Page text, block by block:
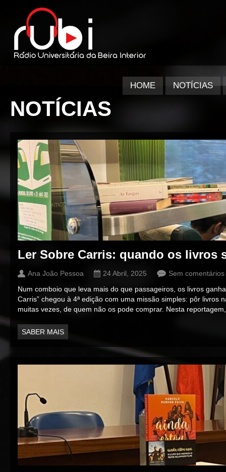
HOME NOTÍCIAS
NOTÍCIAS
Ler Sobre Carris: quando os livros
Ana João Pessoa 24 Abril, 2025
Sem comentários
Num comboio que leva mais do que passageiros, os livros
Carris” chegou à 4ª edição com uma missão simples: pôr livros
muitas vezes, de quem não os pode comprar. Nesta
SABER MAIS